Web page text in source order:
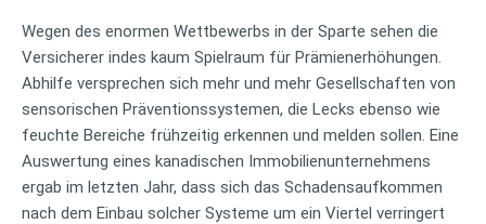
Wegen des enormen Wettbewerbs in der Sparte sehen die
Versicherer indes kaum Spielraum für Prämienerhöhungen.
Abhilfe versprechen sich mehr und mehr Gesellschaften von
sensorischen Präventionssystemen, die Lecks ebenso wie
feuchte Bereiche frühzeitig erkennen und melden sollen. Eine
Auswertung eines kanadischen Immobilienunternehmens
ergab im letzten Jahr, dass sich das Schadensaufkommen
nach dem Einbau solcher Systeme um ein Viertel verringert